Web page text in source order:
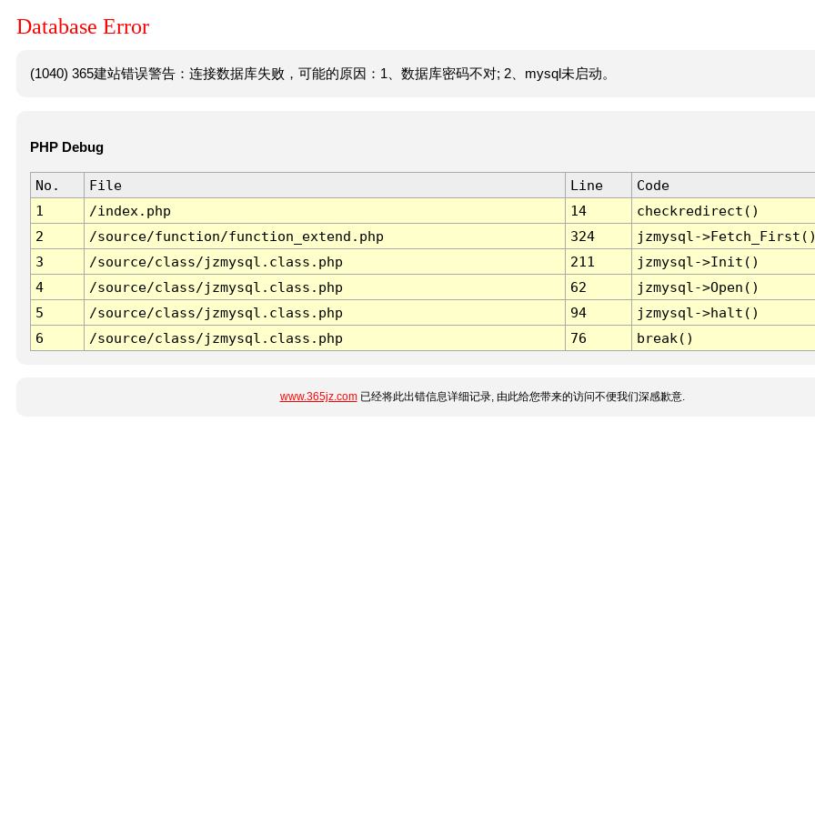
Database Error
(1040) 365建站错误警告：连接数据库失败，可能的原因：1、数据库密码不对; 2、mysql未启动。
PHP Debug
No. File Line
Code
1
/index.php 14
checkredirect()
2
/source/function/function_extend.php 324
jzmysql-
3
/source/class/jzmysql.class.php 211
jzmysql->Init()
4
/source/class/jzmysql.class.php 62
jzmysql->Open()
5
/source/class/jzmysql.class.php 94
jzmysql->halt()
6
/source/class/jzmysql.class.php 76 break()
www.365jz.com已经将此出错信息详细记录, 由此给您带来的访问不便我们深感歉意.